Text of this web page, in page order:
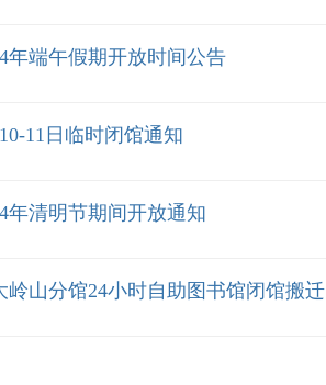
年端午假期开放时间公告
11日临时闭馆通知
年清明节期间开放通知
岭山分馆24小时自助图书馆闭馆搬